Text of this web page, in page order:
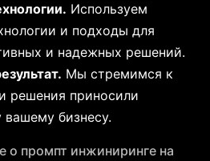
Используем
и подходы для
и надежных решений.
Мы стремимся к
решения приносили
вашему бизнесу.
о промпт инжиниринге на